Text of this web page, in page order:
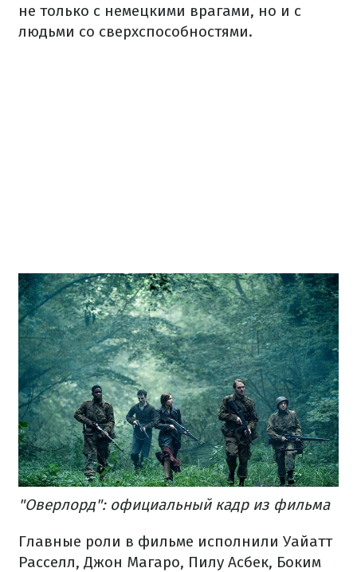
не только с немецкими врагами, но и с
людьми со сверхспособностями.
"Оверлорд": официальный кадр из фильма
Главные роли в фильме исполнили Уайатт
Расселл, Джон Магаро, Пилу Асбек, Боким